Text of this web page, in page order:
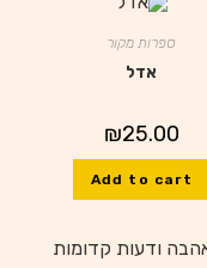
ספרות מקור
אדל
₪25.00
Add to cart